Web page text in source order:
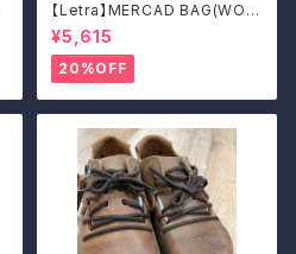
【Letra】MERCAD BAG(WOV
EN)
¥5,615
20%OFF